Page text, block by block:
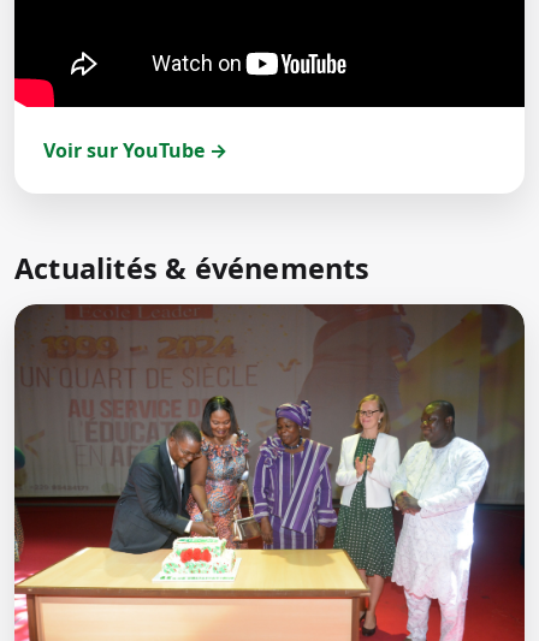
Voir sur YouTube →
Actualités & événements